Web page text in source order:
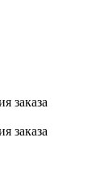
заказа
заказа